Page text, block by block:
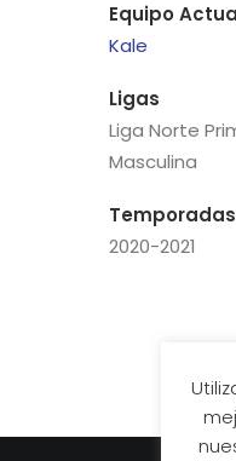
Equipo
Kale
Ligas
Liga Norte
Masculina
Temporadas
2020-2021